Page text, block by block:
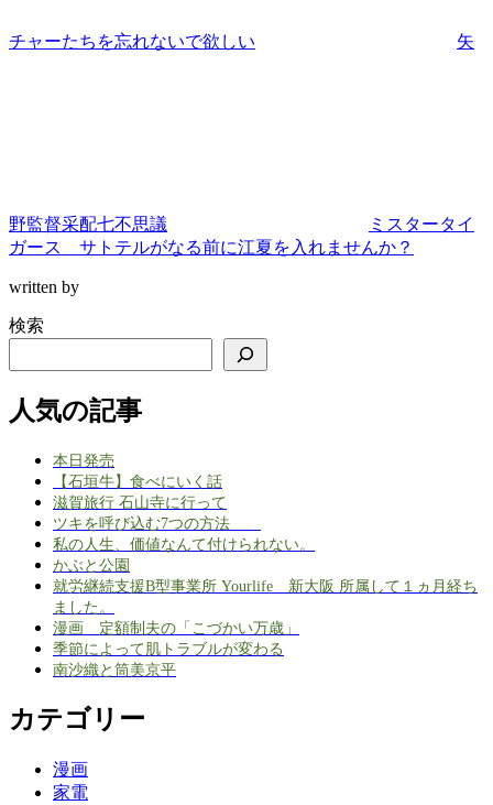
チャーたちを忘れないで欲しい 矢
野監督采配七不思議
ミスタータイ
ガース サトテルがなる前に江夏を入れませんか？
written by
検索
人気の記事
本日発売
【石垣牛】食べにいく話
滋賀旅行 石山寺に行って
ツキを呼び込む7つの方法
私の人生、価値なんて付けられない。
かぶと公園
就労継続支援B型事業所 Yourlife 新大阪 所属して１ヵ月経ち
ました。
漫画 定額制夫の「こづかい万歳」
季節によって肌トラブルが変わる
南沙織と筒美京平
カテゴリー
漫画
家電